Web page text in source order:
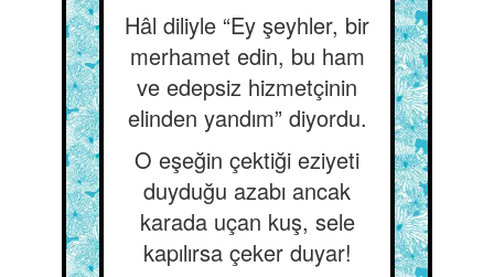
Hâl diliyle “Ey şeyhler, bir
merhamet edin, bu ham
ve edepsiz hizmetçinin
elinden yandım” diyordu.
O eşeğin çektiği eziyeti
duyduğu azabı ancak
karada uçan kuş, sele
kapılırsa çeker duyar!